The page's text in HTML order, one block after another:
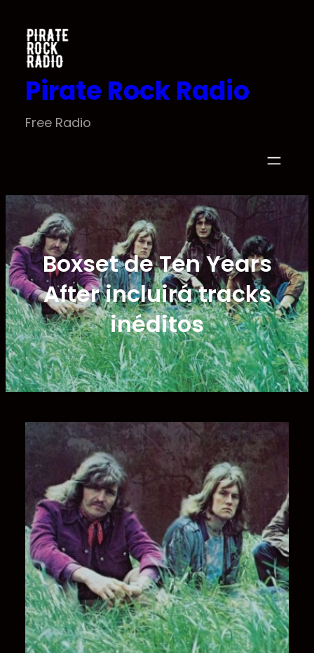
contenido
Pirate Rock Radio
Free Radio
Boxset de Ten Years
After incluirá tracks
inéditos